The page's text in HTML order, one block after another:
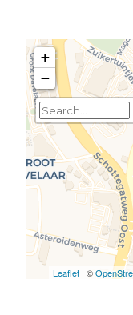
Travelers'
If you
page is
leafletJS
+
−
Leaflet| ©